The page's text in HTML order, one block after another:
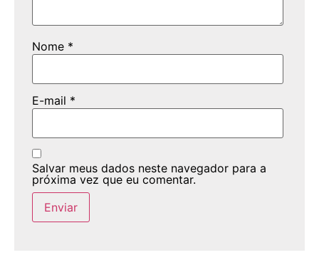
Nome *
E-mail *
Salvar meus dados neste navegador para a
próxima vez que eu comentar.